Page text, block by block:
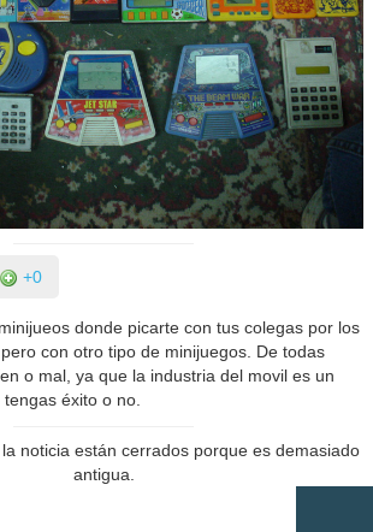
+0
donde picarte con tus colegas por los
con otro tipo de minijuegos. De todas
o mal, ya que la industria del movil es un
éxito o no.
noticia están cerrados porque es demasiado
antigua.